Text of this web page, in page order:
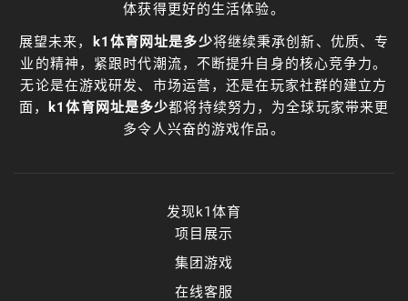
体获得更好的生活体验。
展望未来，
k1体育网址是多少将继续秉承创新、优质、专
业的精神，紧跟时代潮流，不断提升自身的核心竞争力。
无论是在游戏研发、市场运营，还是在玩家社群的建立方
面，
k1体育网址是多少都将持续努力，为全球玩家带来更
多令人兴奋的游戏作品。
发现k1体育
项目展示
集团游戏
在线客服